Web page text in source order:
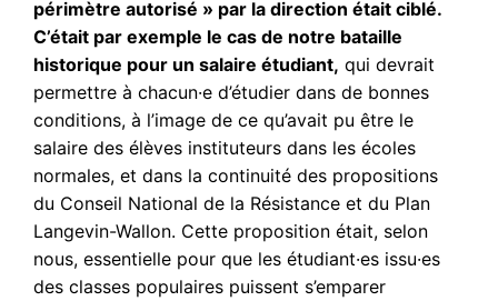
périmètre autorisé » par la direction était ciblé.
C’était par exemple le cas de notre bataille
historique pour un salaire étudiant, qui devrait
permettre à chacun·e d’étudier dans de bonnes
conditions, à l’image de ce qu’avait pu être le
salaire des élèves instituteurs dans les écoles
normales, et dans la continuité des propositions
du Conseil National de la Résistance et du Plan
Langevin-Wallon. Cette proposition était, selon
nous, essentielle pour que les étudiant·es issu·es
des classes populaires puissent s’emparer